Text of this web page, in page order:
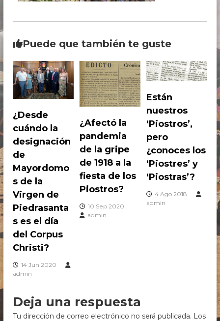
t
o
s
,
P
e
o
c
h
e
r
e
d
e
i
e
d
r
a
a
n
a
s
n
P
e
d
r
c
h
e
,
ó
r
b
a
Puede que también te guste
¿Desde
cuándo la
designación
de
Mayordomo
s de la
Virgen de
Piedrasanta
s es el día
del Corpus
Christi?
14 Jun 2020
admin
¿Afectó la
pandemia
de la gripe
de 1918 a la
fiesta de los
Piostros?
10 Sep 2020
admin
Están
nuestros
‘Piostros’,
pero
¿conoces los
‘Piostres’ y
‘Piostras’?
4 Ago 2018
admin
Deja una respuesta
Tu dirección de correo electrónico no será publicada. Los